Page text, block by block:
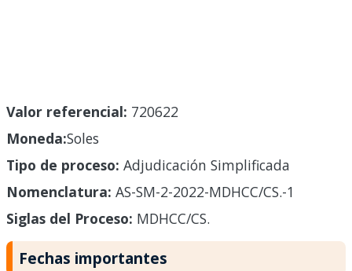
Valor referencial: 720622
Moneda:Soles
Tipo de proceso: Adjudicación Simplificada
Nomenclatura: AS-SM-2-2022-MDHCC/CS.-1
Siglas del Proceso: MDHCC/CS.
Fechas importantes